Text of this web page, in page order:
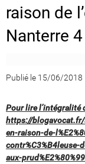
raison de
Nanterre
Publié le 15/06/2018
Pour lire l’intégralité
https://
en-raison-de-
aux-